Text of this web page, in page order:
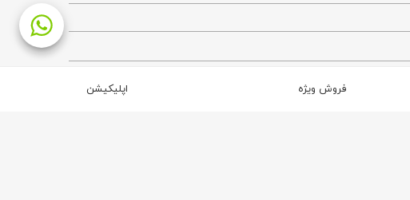
فروش ویژه اپلیکیشن